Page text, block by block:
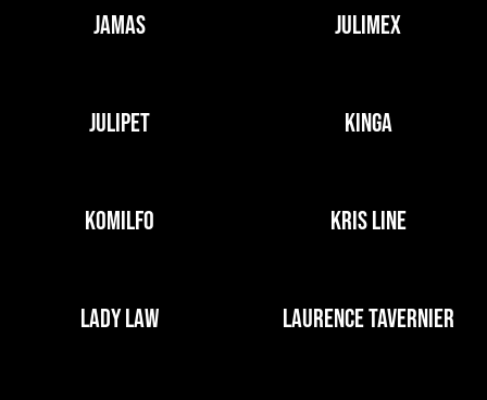
JAMAS JULIMEX
JULIPET KINGA
KOMILFO KRIS LINE
LADY LAW LAURENCE TAVERNIER